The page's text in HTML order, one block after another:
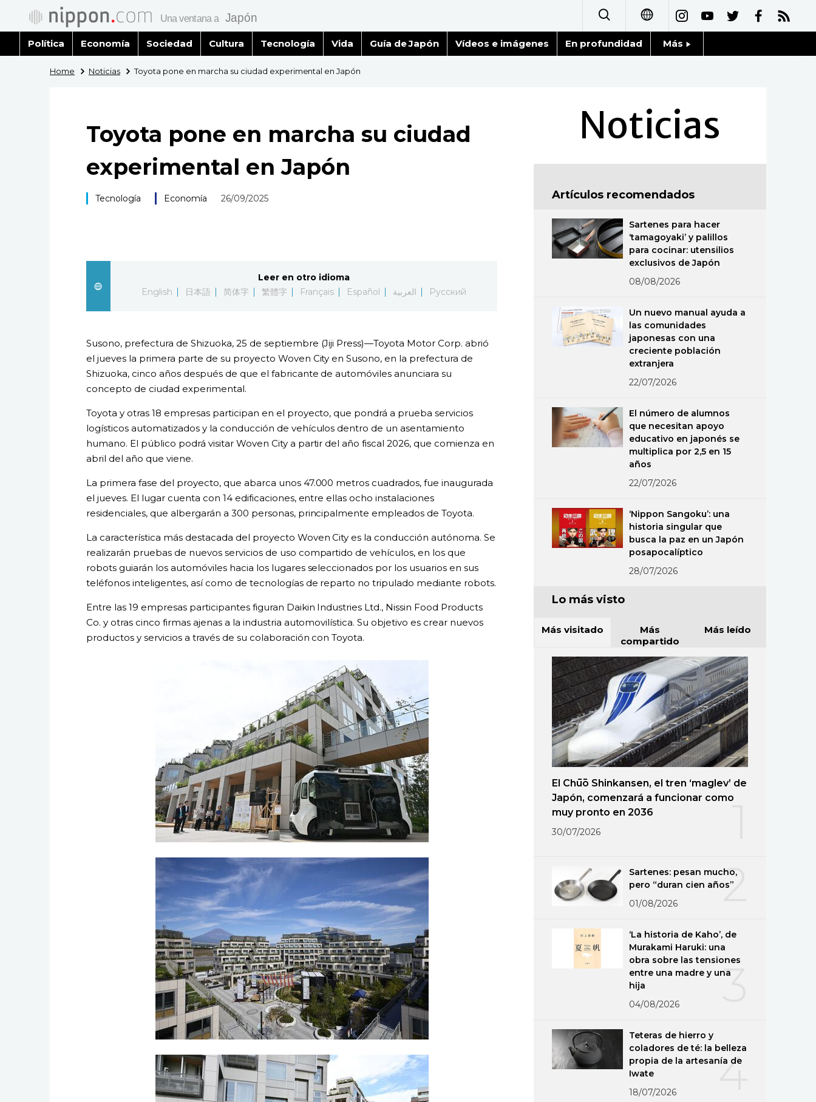
日本語
简体字
繁體字
العربية
Русский
Política Economía Sociedad Cultura Tecnología Vida Guía de Japón Vídeos e imágenes En profundidad Más
Fragmentos de Japón
Gente
Blog
Tokio
Avisos
Home Noticias Toyota pone en marcha su ciudad experimental en Japón
Toyota pone en marcha su ciudad
experimental en Japón
Tecnología Economía 26/09/2025
Leer en otro idioma
English
日本語 简体字 繁體字 Français Español العربية Русский
Susono, prefectura de Shizuoka, 25 de septiembre (Jiji Press)—Toyota Motor Corp. abrió
el jueves la primera parte de su proyecto Woven City en Susono, en la prefectura de
Shizuoka, cinco años después de que el fabricante de automóviles anunciara su
concepto de ciudad experimental.
Toyota y otras 18 empresas participan en el proyecto, que pondrá a prueba servicios
logísticos automatizados y la conducción de vehículos dentro de un asentamiento
humano. El público podrá visitar Woven City a partir del año fiscal 2026, que comienza en
abril del año que viene.
La primera fase del proyecto, que abarca unos 47.000 metros cuadrados, fue inaugurada
el jueves. El lugar cuenta con 14 edificaciones, entre ellas ocho instalaciones
residenciales, que albergarán a 300 personas, principalmente empleados de Toyota.
La característica más destacada del proyecto Woven City es la conducción autónoma. Se
realizarán pruebas de nuevos servicios de uso compartido de vehículos, en los que
robots guiarán los automóviles hacia los lugares seleccionados por los usuarios en sus
teléfonos inteligentes, así como de tecnologías de reparto no tripulado mediante robots.
Entre las 19 empresas participantes figuran Daikin Industries Ltd., Nissin Food Products
Co. y otras cinco firmas ajenas a la industria automovilística. Su objetivo es crear nuevos
productos y servicios a través de su colaboración con Toyota.
Noticias
Artículos recomendados
Sartenes para hacer
‘tamagoyaki’ y palillos
para cocinar: utensilios
exclusivos de Japón
08/08/2026
Un nuevo manual ayuda a
las comunidades
japonesas con una
creciente población
extranjera
22/07/2026
El número de alumnos
que necesitan apoyo
educativo en japonés se
multiplica por 2,5 en 15
años
22/07/2026
‘Nippon Sangoku’: una
historia singular que
busca la paz en un Japón
posapocalíptico
28/07/2026
Lo más visto
Más visitado
Más
compartido
Más leído
El Chūō Shinkansen, el tren ‘maglev’ de
Japón, comenzará a funcionar como
muy pronto en 2036
30/07/2026
2
Sartenes: pesan mucho,
pero “duran cien años”
01/08/2026
3
‘La historia de Kaho’, de
Murakami Haruki: una
obra sobre las tensiones
entre una madre y una
hija
04/08/2026
4
Teteras de hierro y
coladores de té: la belleza
propia de la artesanía de
Iwate
18/07/2026